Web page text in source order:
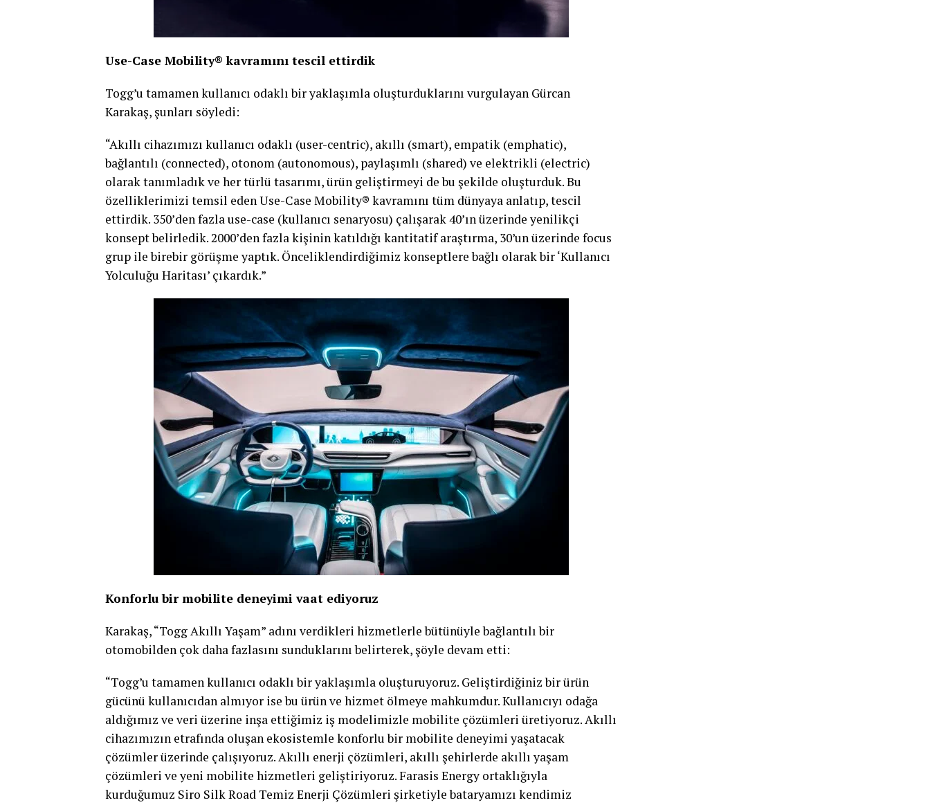
Use-Case Mobility® kavramını tescil ettirdik
Togg’u tamamen kullanıcı odaklı bir yaklaşımla oluşturduklarını vurgulayan Gürcan
Karakaş, şunları söyledi:
“Akıllı cihazımızı kullanıcı odaklı (user-centric), akıllı (smart), empatik (emphatic),
bağlantılı (connected), otonom (autonomous), paylaşımlı (shared) ve elektrikli (electric)
olarak tanımladık ve her türlü tasarımı, ürün geliştirmeyi de bu şekilde oluşturduk. Bu
özelliklerimizi temsil eden Use-Case Mobility® kavramını tüm dünyaya anlatıp, tescil
ettirdik. 350’den fazla use-case (kullanıcı senaryosu) çalışarak 40’ın üzerinde yenilikçi
konsept belirledik. 2000’den fazla kişinin katıldığı kantitatif araştırma, 30’un üzerinde focus
grup ile birebir görüşme yaptık. Önceliklendirdiğimiz konseptlere bağlı olarak bir ‘Kullanıcı
Yolculuğu Haritası’ çıkardık.”
Konforlu bir mobilite deneyimi vaat ediyoruz
Karakaş, “Togg Akıllı Yaşam” adını verdikleri hizmetlerle bütünüyle bağlantılı bir
otomobilden çok daha fazlasını sunduklarını belirterek, şöyle devam etti:
“Togg’u tamamen kullanıcı odaklı bir yaklaşımla oluşturuyoruz. Geliştirdiğiniz bir ürün
gücünü kullanıcıdan almıyor ise bu ürün ve hizmet ölmeye mahkumdur. Kullanıcıyı odağa
aldığımız ve veri üzerine inşa ettiğimiz iş modelimizle mobilite çözümleri üretiyoruz. Akıllı
cihazımızın etrafında oluşan ekosistemle konforlu bir mobilite deneyimi yaşatacak
çözümler üzerinde çalışıyoruz. Akıllı enerji çözümleri, akıllı şehirlerde akıllı yaşam
çözümleri ve yeni mobilite hizmetleri geliştiriyoruz. Farasis Energy ortaklığıyla
kurduğumuz Siro Silk Road Temiz Enerji Çözümleri şirketiyle bataryamızı kendimiz